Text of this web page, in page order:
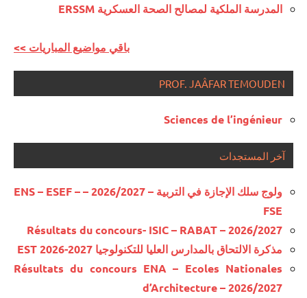
المدرسة الملكية لمصالح الصحة العسكرية ERSSM
<< باقي مواضيع المباريات
PROF. JAÂFAR TEMOUDEN
Sciences de l’ingénieur
آخر المستجدات
ولوج سلك الإجازة في التربية – 2026/2027 – ENS – ESEF –
FSE
Résultats du concours- ISIC – RABAT – 2026/2027
مذكرة الالتحاق بالمدارس العليا للتكنولوجيا EST 2026-2027
Résultats du concours ENA – Ecoles Nationales
d’Architecture – 2026/2027